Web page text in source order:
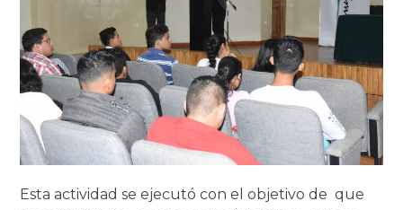
Esta actividad se ejecutó con el objetivo de que